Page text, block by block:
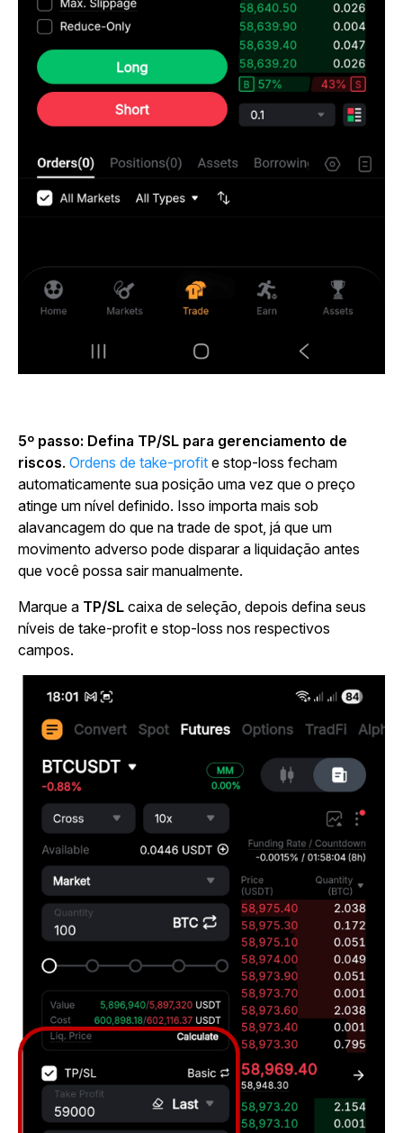
5º passo: Defina TP/SL para gerenciamento de
riscos. Ordens de take-profit e stop-loss fecham
automaticamente sua posição uma vez que o preço
atinge um nível definido. Isso importa mais sob
alavancagem do que na trade de spot, já que um
movimento adverso pode disparar a liquidação antes
que você possa sair manualmente.
Marque a TP/SL caixa de seleção, depois defina seus
níveis de take-profit e stop-loss nos respectivos
campos.